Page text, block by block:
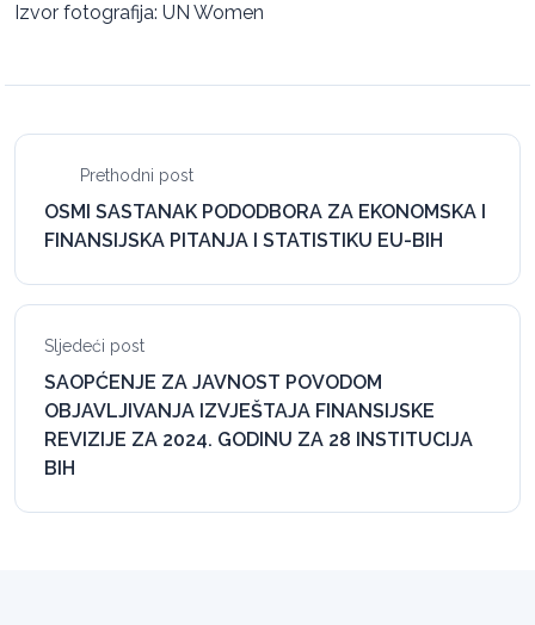
Izvor fotografija: UN Women
Prethodni post
OSMI SASTANAK PODODBORA ZA EKONOMSKA I
FINANSIJSKA PITANJA I STATISTIKU EU-BIH
Sljedeći post
SAOPĆENJE ZA JAVNOST POVODOM
OBJAVLJIVANJA IZVJEŠTAJA FINANSIJSKE
REVIZIJE ZA 2024. GODINU ZA 28 INSTITUCIJA
BIH